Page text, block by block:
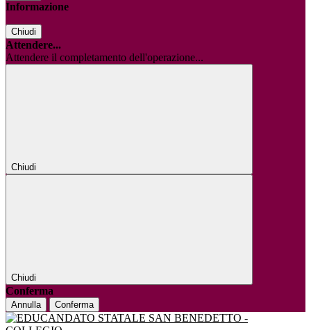
Informazione
Chiudi
Attendere...
Attendere il completamento dell'operazione...
Chiudi
Chiudi
Conferma
Annulla Conferma